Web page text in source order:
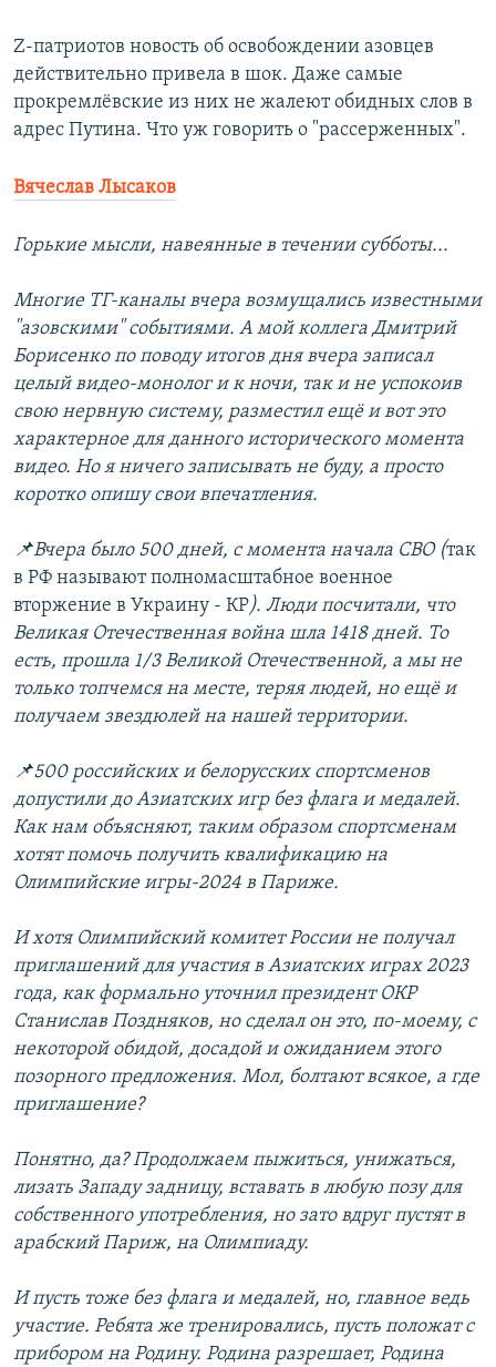
Z-патриотов новость об освобождении азовцев
действительно привела в шок. Даже самые
прокремлёвские из них не жалеют обидных слов в
адрес Путина. Что уж говорить о "рассерженных".
Вячеслав Лысаков
Горькие мысли, навеянные в течении субботы...
Многие ТГ-каналы вчера возмущались известными
"азовскими" событиями. А мой коллега Дмитрий
Борисенко по поводу итогов дня вчера записал
целый видео-монолог и к ночи, так и не успокоив
свою нервную систему, разместил ещё и вот это
характерное для данного исторического момента
видео. Но я ничего записывать не буду, а просто
коротко опишу свои впечатления.
📌Вчера было 500 дней, с момента начала СВО (так
в РФ называют полномасштабное военное
вторжение в Украину - КР). Люди посчитали, что
Великая Отечественная война шла 1418 дней. То
есть, прошла 1/3 Великой Отечественной, а мы не
только топчемся на месте, теряя людей, но ещё и
получаем звездюлей на нашей территории.
📌500 российских и белорусских спортсменов
допустили до Азиатских игр без флага и медалей.
Как нам объясняют, таким образом спортсменам
хотят помочь получить квалификацию на
Олимпийские игры-2024 в Париже.
И хотя Олимпийский комитет России не получал
приглашений для участия в Азиатских играх 2023
года, как формально уточнил президент ОКР
Станислав Поздняков, но сделал он это, по-моему, с
некоторой обидой, досадой и ожиданием этого
позорного предложения. Мол, болтают всякое, а где
приглашение?
Понятно, да? Продолжаем пыжиться, унижаться,
лизать Западу задницу, вставать в любую позу для
собственного употребления, но зато вдруг пустят в
арабский Париж, на Олимпиаду.
И пусть тоже без флага и медалей, но, главное ведь
участие. Ребята же тренировались, пусть положат с
прибором на Родину. Родина разрешает, Родина